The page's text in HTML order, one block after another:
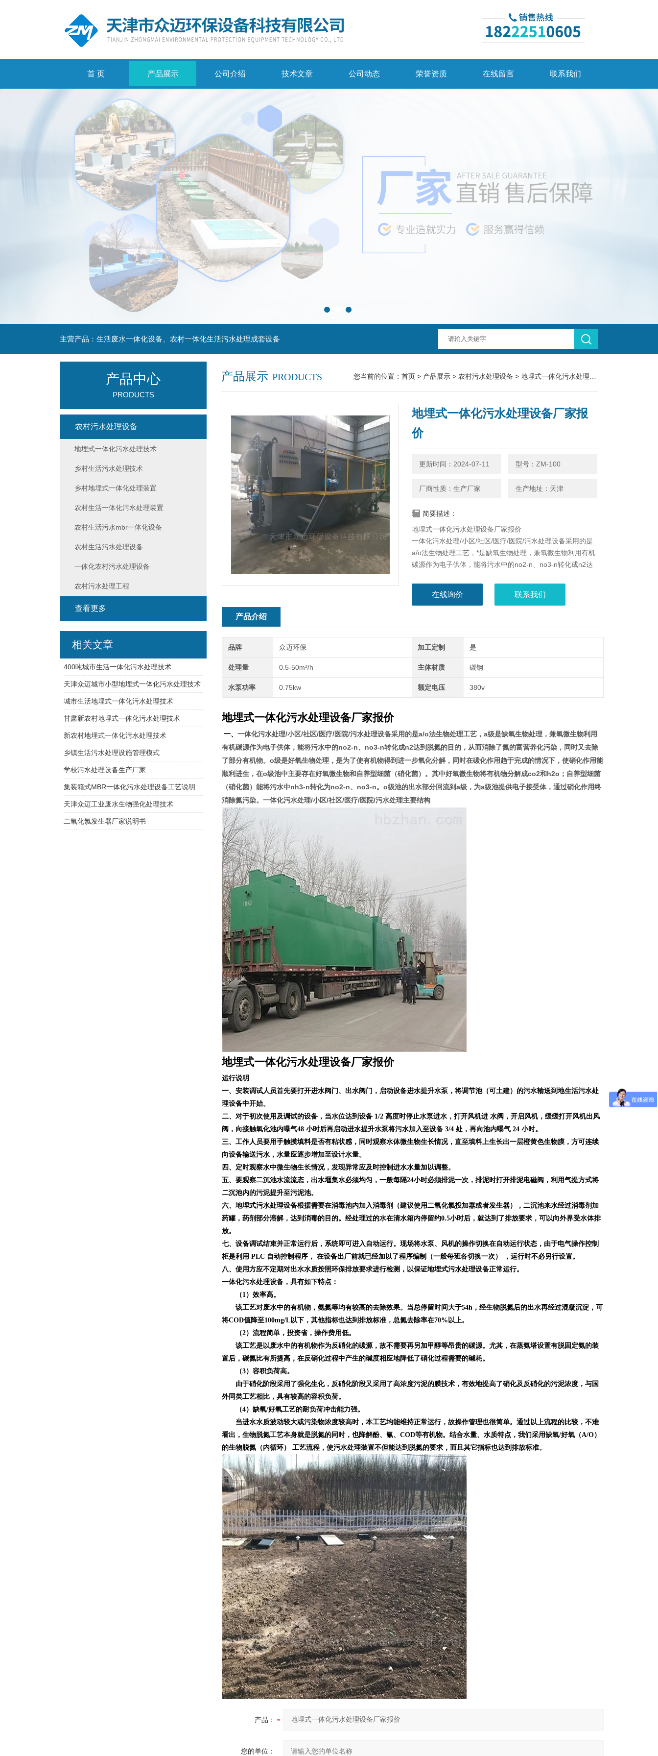
首 页 产品展示 公司介绍 技术文章 公司动态 荣誉资质 在线留言 联系我们
主营产品：生活废水一体化设备、农村一体化生活污水处理成套设备
产品展示 PRODUCTS 您当前的位置： 首页 > 产品展示 > 农村污水处理设备 > 地埋式一体化污水处理技术
地埋式一体化污水处理设备厂家报
价
更新时间：2024-07-11 型号：ZM-100
厂商性质：生产厂家 生产地址：天津
简要描述：
地埋式一体化污水处理设备厂家报价
一体化污水处理/小区/社区/医疗/医院/污水处理设备采用的是
a/o法生物处理工艺，*是缺氧生物处理，兼氧微生物利用有机
碳源作为电子供体，能将污水中的no2-n、no3-n转化成n2达
步氧化分解，同时在碳化作用趋于完成的情况下，使硝化作用
在线询价 联系我们
产品介绍
品牌 众迈环保 加工定制 是
处理量 0.5-50m³/h 主体材质 碳钢
水泵功率 0.75kw 额定电压 380v
地埋式一体化污水处理设备厂家报价
一、 一体化污水处理/小区/社区/医疗/医院/污水处理设备采用的是a/o法生物处理工艺， a级是缺氧生物处理，兼氧微生物利用
有机碳源作为电子供体，能将污水中的no2-n、 no3-n转化成n2达到脱氮的目的，从而消除了氮的富营养化污染，同时又去除
了部分有机物。 o级是好氧生物处理，是为了使有机物得到进一步氧化分解，同时在碳化作用趋于完成的情况下，使硝化作用能
顺利进生，在o级池中主要存在好氧微生物和自养型细菌（硝化菌）。其中好氧微生物将有机物分解成co2和 h2o ；自养型细菌
（硝化菌）能将污水中nh3-n转化为no2-n、 no3-n。 o级池的出水部分回流到 a级，为a级池提供电子接受体，通过硝化作用终
消除氮污染。一体化污水处理/小区/社区/医疗/医院/污水处理主要结构
地埋式一体化污水处理设备厂家报价
运行说明
一、安装调试人员首先要打开进水阀门、出水阀门，启动设备进水提升水泵，将调节池（可土建）的污水输送到地生活污水处
理设备中开始。
二、对于初次使用及调试的设备，当水位达到设备 1/2 高度时停止水泵进水，打开风机进 水阀，开启风机，缓缓打开风机出风
阀，向接触氧化池内曝气48 小时后再启动进水提升水泵将污水加入至设备 3/4 处，再向池内曝气 24 小时。
三、工作人员要用手触摸填料是否有粘状感，同时观察水体微生物生长情况，直至填料上生长出一层橙黄色生物膜，方可连续
向设备输送污水，水量应逐步增加至设计水量。
四、定时观察水中微生物生长情况，发现异常应及时控制进水水量加以调整。
五、要观察二沉池水流流态，出水堰集水必须均匀，一般每隔24小时必须排泥一次，排泥时打开排泥电磁阀，利用气提方式将
二沉池内的污泥提升至污泥池。
六、地埋式污水处理设备根据需要在消毒池内加入消毒剂（建议使用二氧化氯投加器或者发生器），二沉池来水经过消毒剂加
药罐，药剂部分溶解，达到消毒的目的。经处理过的水在清水箱内停留约0.5小时后，就达到了排放要求，可以向外界受水体排
放。
七、设备调试结束并正常运行后，系统即可进入自动运行。现场将水泵、风机的操作切换在自动运行状态，由于电气操作控制
柜是利用 PLC 自动控制程序， 在设备出厂前就已经加以了程序编制（一般每班各切换一次） ，运行时不必另行设置。
八、使用方应不定期对出水水质按照环保排放要求进行检测，以保证地埋式污水处理设备正常运行。
一体化污水处理设备，具有如下特点：
（1）效率高。
该工艺对废水中的有机物，氨氮等均有较高的去除效果。当总停留时间大于54h，经生物脱氮后的出水再经过混凝沉淀，可
将COD值降至100mg/L以下，其他指标也达到排放标准，总氮去除率在70%以上。
（2）流程简单，投资省，操作费用低。
该工艺是以废水中的有机物作为反硝化的碳源，故不需要再另加甲醇等昂贵的碳源。尤其，在蒸氨塔设置有脱固定氨的装
置后，碳氮比有所提高，在反硝化过程中产生的碱度相应地降低了硝化过程需要的碱耗。
（3）容积负荷高。
由于硝化阶段采用了强化生化，反硝化阶段又采用了高浓度污泥的膜技术，有效地提高了硝化及反硝化的污泥浓度，与国
外同类工艺相比，具有较高的容积负荷。
（4）缺氧/好氧工艺的耐负荷冲击能力强。
当进水水质波动较大或污染物浓度较高时，本工艺均能维持正常运行，故操作管理也很简单。通过以上流程的比较，不难
看出，生物脱氮工艺本身就是脱氮的同时，也降解酚、氰、COD等有机物。结合水量、水质特点，我们采用缺氧/好氧（A/O）
的生物脱氮（内循环） 工艺流程，使污水处理装置不但能达到脱氮的要求，而且其它指标也达到排放标准。
产品：
您的单位：
产品中心
PRODUCTS
农村污水处理设备
地埋式一体化污水处理技术
乡村生活污水处理技术
乡村地埋式一体化处理装置
农村生活一体化污水处理装置
农村生活污水mbr一体化设备
农村生活污水处理设备
一体化农村污水处理设备
农村污水处理工程
查看更多
相关文章
400吨城市生活一体化污水处理技术
天津众迈城市小型地埋式一体化污水处理技术
城市生活地埋式一体化污水处理技术
甘肃新农村地埋式一体化污水处理技术
新农村地埋式一体化污水处理技术
乡镇生活污水处理设施管理模式
学校污水处理设备生产厂家
集装箱式MBR一体化污水处理设备工艺说明
天津众迈工业废水生物强化处理技术
二氧化氯发生器厂家说明书